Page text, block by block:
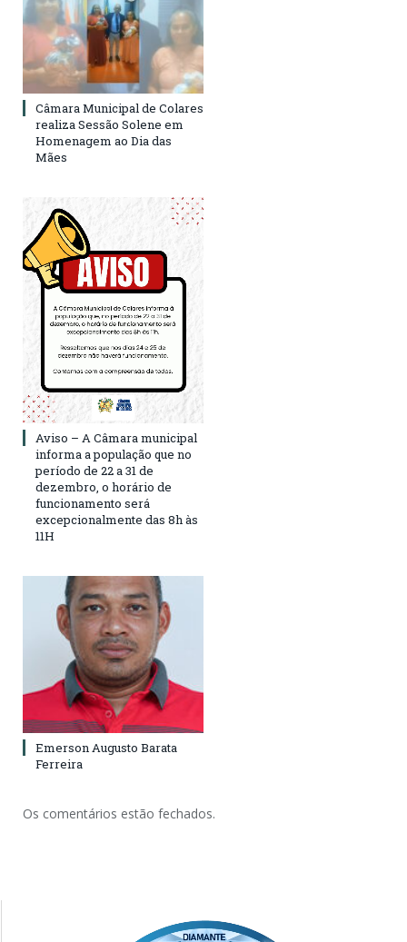
Câmara Municipal de Colares
realiza Sessão Solene em
Homenagem ao Dia das
Mães
Aviso – A Câmara municipal
informa a população que no
período de 22 a 31 de
dezembro, o horário de
funcionamento será
excepcionalmente das 8h às
11H
Emerson Augusto Barata
Ferreira
Os comentários estão fechados.